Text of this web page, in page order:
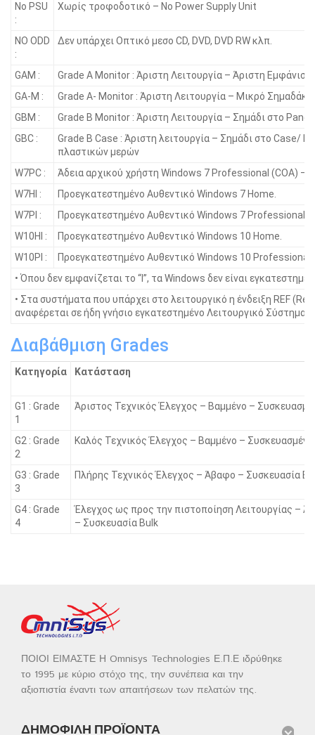
No PSU
:
Χωρίς τροφοδοτικό – No Power Supply Unit
NO ODD
:
Δεν υπάρχει Οπτικό μεσο CD, DVD, DVD RW κλπ.
GAM :
Grade A Monitor : Άριστη Λειτουργία – Άριστη Εμφάνιση
GA-M :
Grade A- Monitor : Άριστη Λειτουργία – Μικρό
GBM :
Grade B Monitor : Άριστη Λειτουργία – Σημάδι στο
GBC :
Grade B Case : Άριστη λειτουργία – Σημάδι στο Case/
πλαστικών μερών
W7PC :
Άδεια αρχικού χρήστη Windows 7 Professional (COA) –
W7HI :
Προεγκατεστημένο Αυθεντικό Windows 7 Home.
W7PI :
Προεγκατεστημένο Αυθεντικό Windows 7 Professional.
W10HI :
Προεγκατεστημένο Αυθεντικό Windows 10 Home.
W10PI :
Προεγκατεστημένο Αυθεντικό Windows 10 Professional.
• Όπου δεν εμφανίζεται το “I”, τα Windοws δεν είναι
• Στα συστήματα που υπάρχει στο λειτουργικό η ένδειξη REF
αναφέρεται σε ήδη γνήσιο εγκατεστημένο Λειτουργικό Σύστημα.
Διαβάθμιση Grades
Κατηγορία Κατάσταση
G1 : Grade
1
Άριστος Τεχνικός Έλεγχος – Βαμμένο –
G2 : Grade
2
Καλός Τεχνικός Έλεγχος – Βαμμένο – Συσκευασμένο
G3 : Grade
3
Πλήρης Τεχνικός Έλεγχος – Άβαφο – Συσκευασία
G4 : Grade
4
Έλεγχος ως προς την πιστοποίηση Λειτουργίας –
– Συσκευασία Bulk
ΠΟΙΟΙ ΕΙΜΑΣΤΕ Η Omnisys Technologies Ε.Π.Ε ιδρύθηκε
το 1995 με κύριο στόχο της, την συνέπεια και την
αξιοπιστία έναντι των απαιτήσεων των πελατών της.
ΔΗΜΟΦΙΛΉ ΠΡΟΪΌΝΤΑ